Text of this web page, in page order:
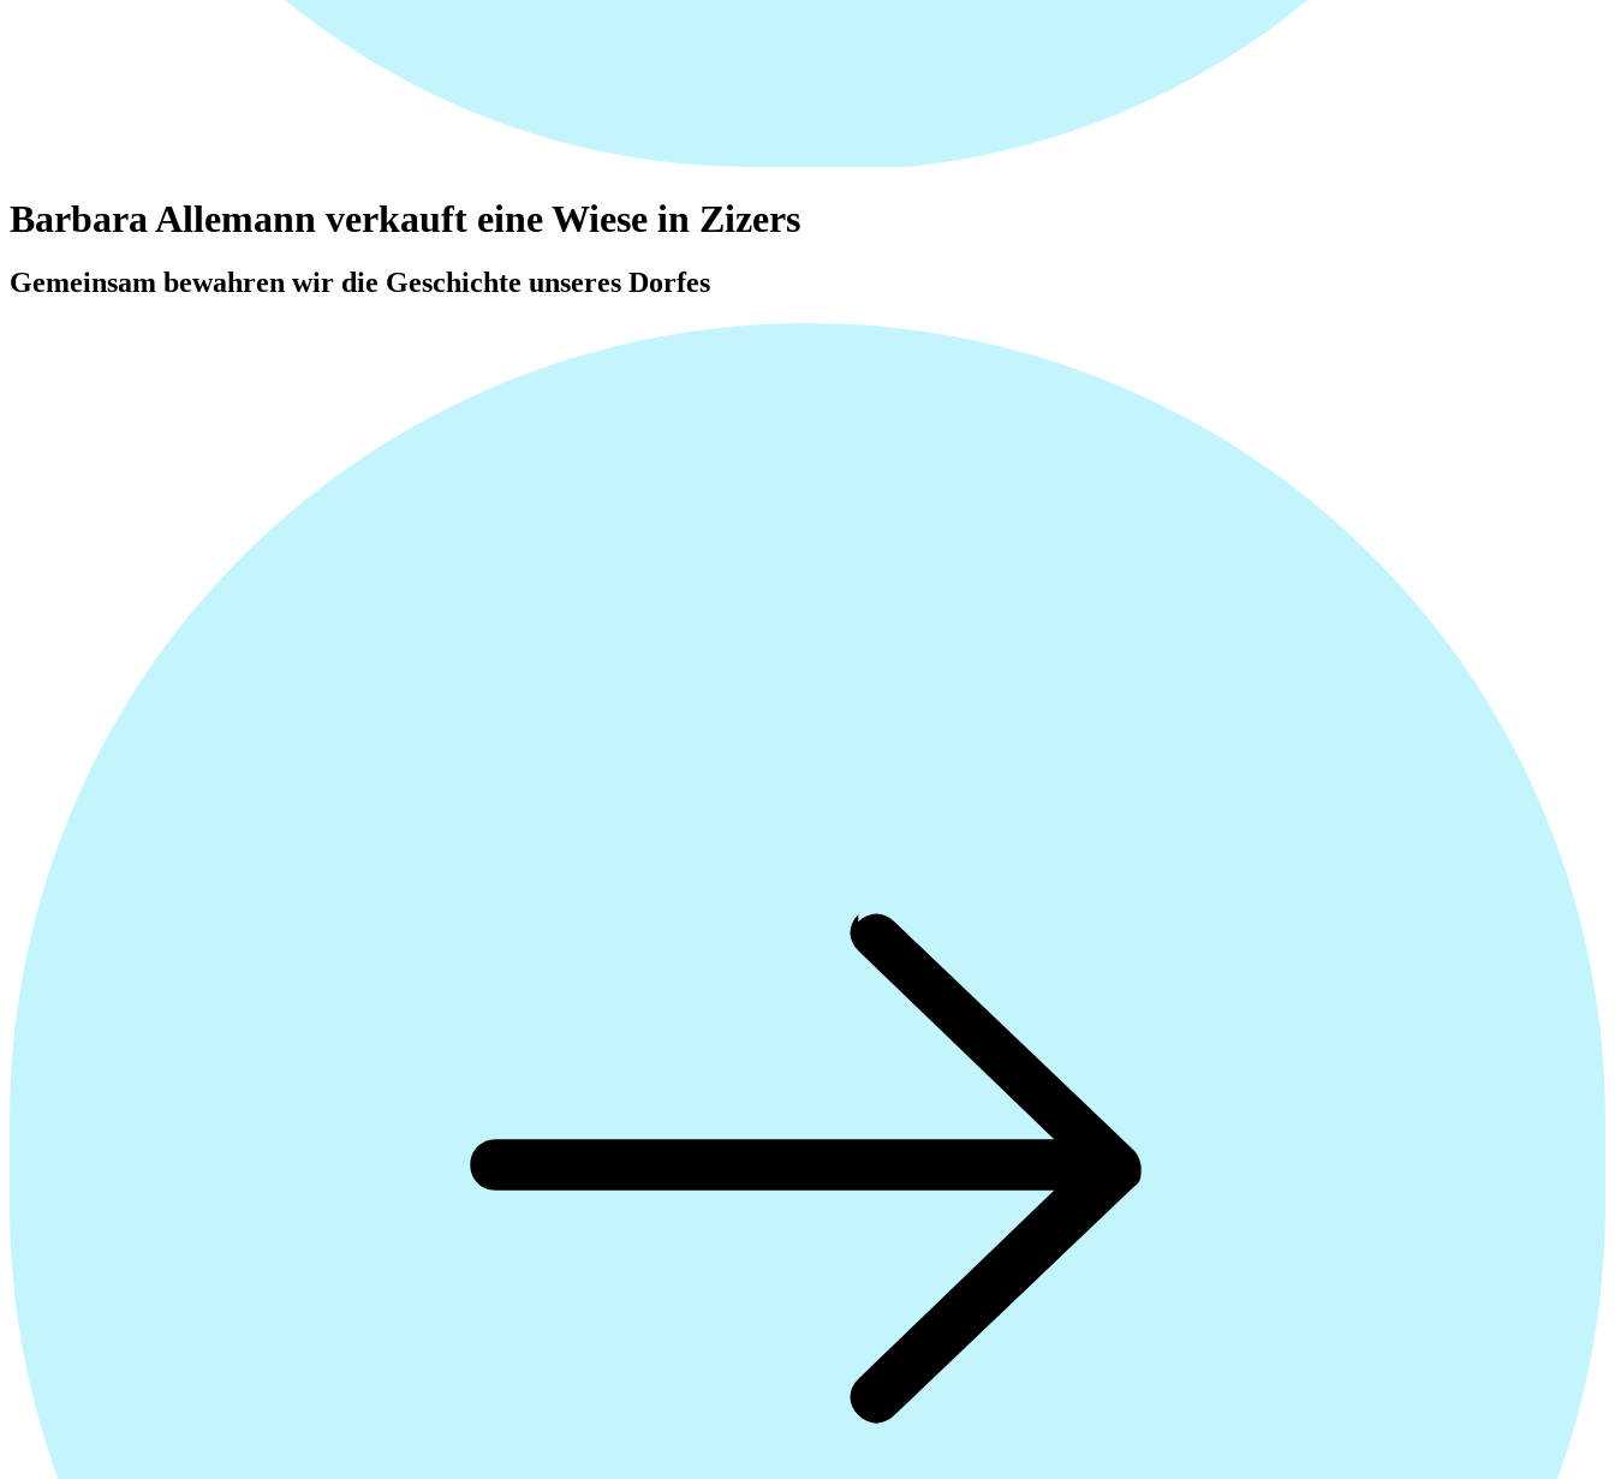
Barbara Allemann verkauft eine Wiese in Zizers
Gemeinsam bewahren wir die Geschichte unseres Dorfes